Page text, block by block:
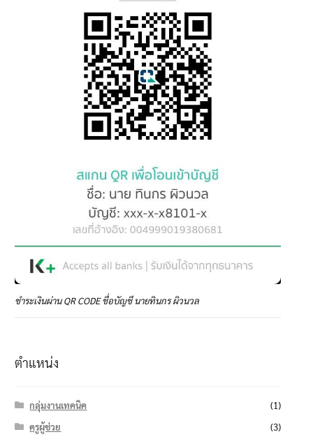
ชำระเงินผ่าน QR CODE ชื่อบัญชี นายทินกร ผิวนวล
ตำแหน่ง
กลุ่มงานเทคนิค
(1)
ครูผู้ช่วย
(3)